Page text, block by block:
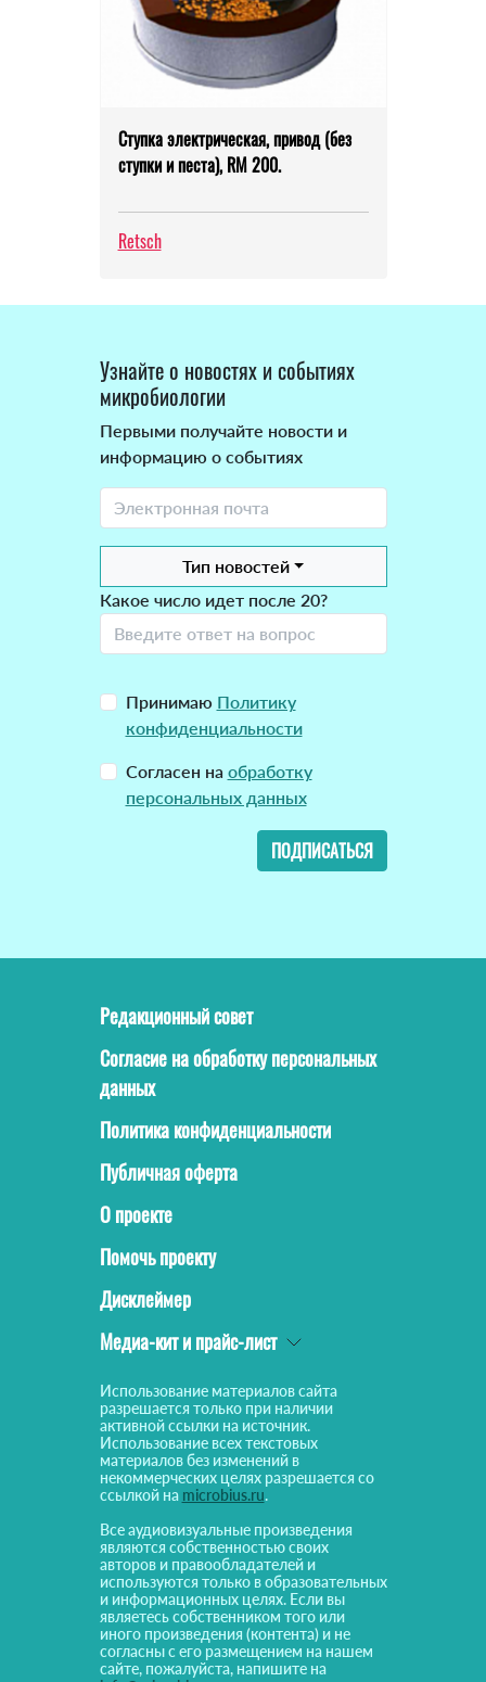
Ступка электрическая, привод (без
ступки и песта), RM 200.
Retsch
Узнайте о новостях и событиях
микробиологии
Первыми получайте новости и
информацию о событиях
Тип новостей
Какое число идет после 20?
Принимаю Политику
конфиденциальности
Согласен на обработку
персональных данных
ПОДПИСАТЬСЯ
Редакционный совет
Согласие на обработку персональных
данных
Политика конфиденциальности
Публичная оферта
О проекте
Помочь проекту
Дисклеймер
Медиа-кит и прайс-лист
Использование материалов сайта
разрешается только при наличии
активной ссылки на источник.
Использование всех текстовых
материалов без изменений в
некоммерческих целях разрешается со
ссылкой на microbius.ru.
Все аудиовизуальные произведения
являются собственностью своих
авторов и правообладателей и
используются только в образовательных
и информационных целях. Если вы
являетесь собственником того или
иного произведения (контента) и не
согласны с его размещением на нашем
сайте, пожалуйста, напишите на